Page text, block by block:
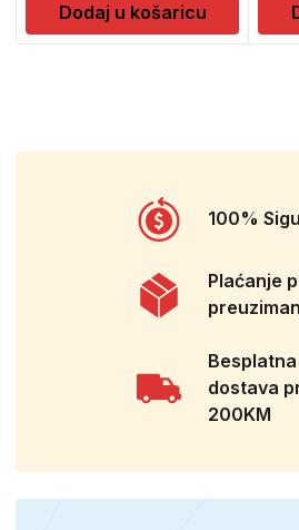
Dodaj u košaricu
100%
Plaćanje
Besplatna
dostava
200KM